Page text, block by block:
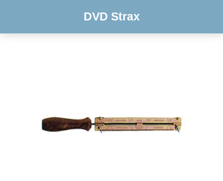
DVD Strax